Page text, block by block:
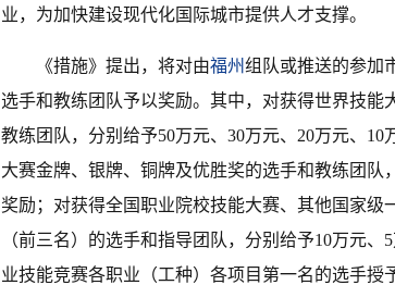
业，为加快建设现代化国际城市提供人才支撑。
《措施》提出，将对由福州组队或推送的参加
选手和教练团队予以奖励。其中，对获得世界技能
教练团队，分别给予50万元、30万元、20万元、
大赛金牌、银牌、铜牌及优胜奖的选手和教练团队
奖励；对获得全国职业院校技能大赛、其他国家
（前三名）的选手和指导团队，分别给予10万元、
业技能竞赛各职业（工种）各项目第一名的选手授